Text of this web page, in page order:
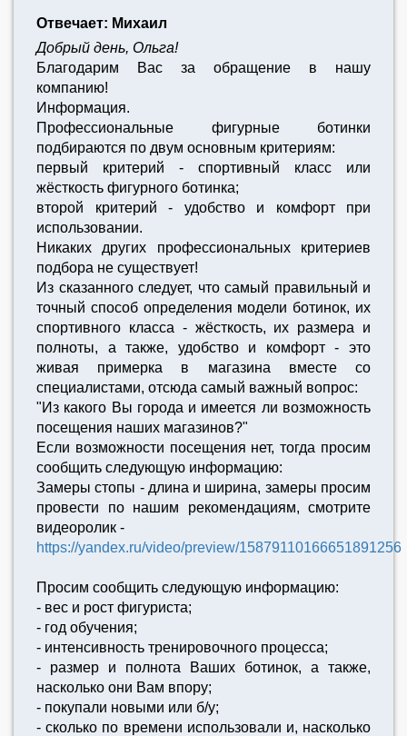
Отвечает: Михаил
Добрый день, Ольга!
Благодарим Вас за обращение в нашу
компанию!
Информация.
Профессиональные фигурные ботинки
подбираются по двум основным критериям:
первый критерий - спортивный класс или
жёсткость фигурного ботинка;
второй критерий - удобство и комфорт при
использовании.
Никаких других профессиональных критериев
подбора не существует!
Из сказанного следует, что самый правильный и
точный способ определения модели ботинок, их
спортивного класса - жёсткость, их размера и
полноты, а также, удобство и комфорт - это
живая примерка в магазина вместе со
специалистами, отсюда самый важный вопрос:
"Из какого Вы города и имеется ли возможность
посещения наших магазинов?"
Если возможности посещения нет, тогда просим
сообщить следующую информацию:
Замеры стопы - длина и ширина, замеры просим
провести по нашим рекомендациям, смотрите
видеоролик -
https://yandex.ru/video/preview/15879110166651891256
Просим сообщить следующую информацию:
- вес и рост фигуриста;
- год обучения;
- интенсивность тренировочного процесса;
- размер и полнота Ваших ботинок, а также,
насколько они Вам впору;
- покупали новыми или б/у;
- сколько по времени использовали и, насколько